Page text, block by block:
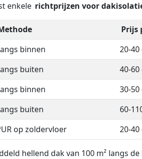
enkele richtprijzen voor
Prijs
binnen
20-
buiten
40-
binnen
30-
buiten
60-
op zoldervloer 20-
hellend dak van 100 m² langs